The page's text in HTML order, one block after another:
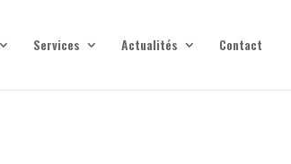
Services Actualités Contact